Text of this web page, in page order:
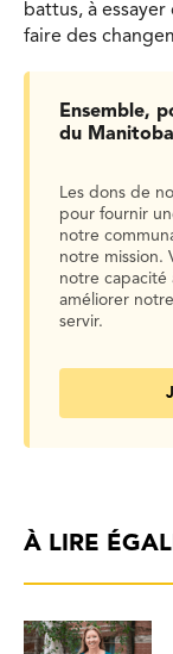
battus, à
faire des
Ensemble,
du Manitoba
Les dons de
pour fournir
notre
notre mission.
notre capacité
améliorer
servir.
À LIRE